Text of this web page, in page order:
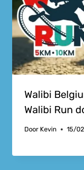
Walibi
Walibi Run
Door Kevin 15/